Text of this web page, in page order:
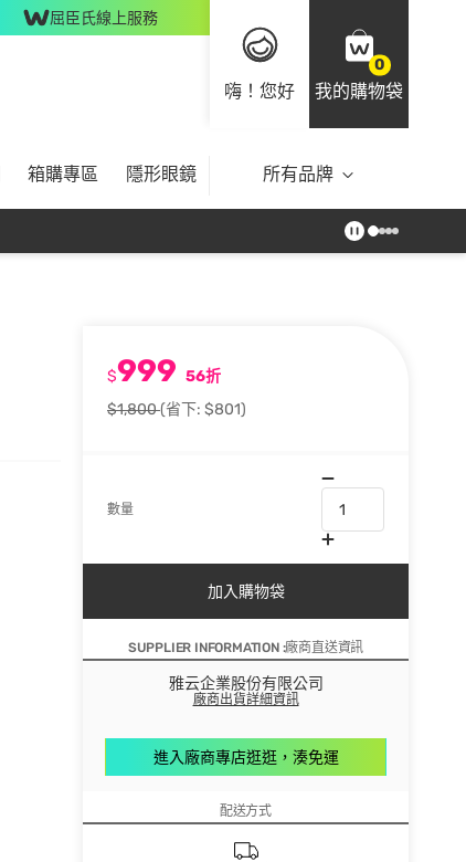
屈臣氏線上服務
嗨！您好
0
我的購物袋
箱購專區 隱形眼鏡 所有品牌
$999 56折
$1,800(省下: $801)
數量
加入購物袋
SUPPLIER INFORMATION :廠商直送資訊
雅云企業股份有限公司
廠商出貨詳細資訊
進入廠商專店逛逛，湊免運
配送方式